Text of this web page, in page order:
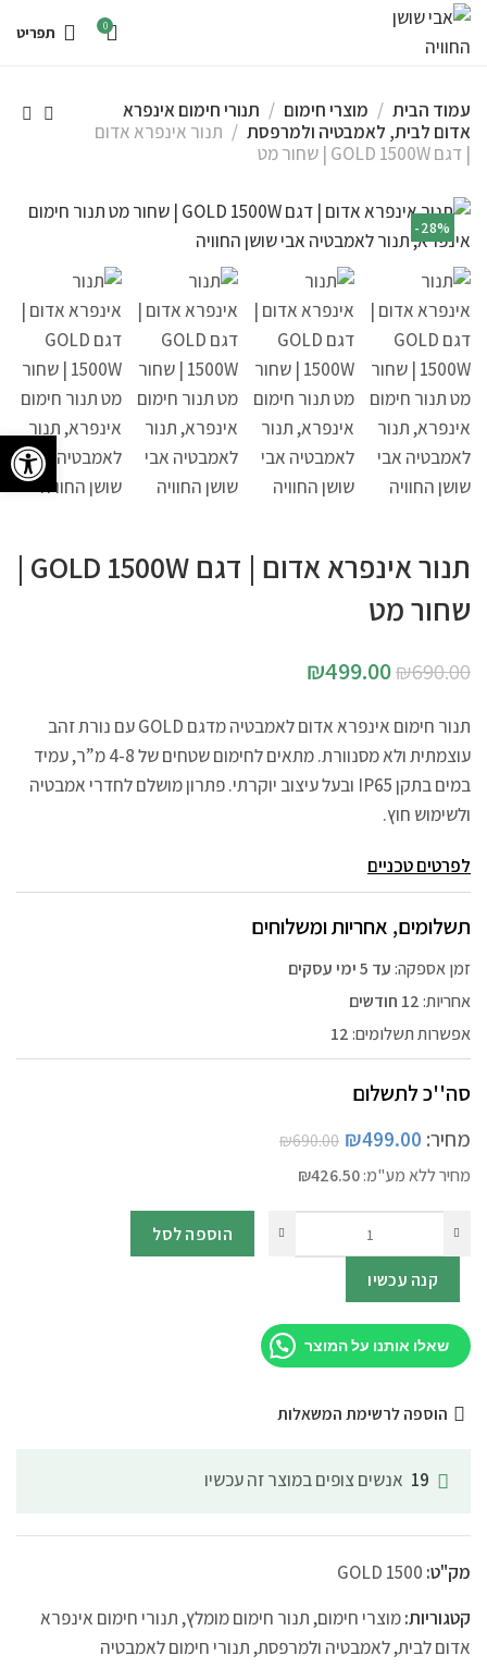
0 תפריט
עמוד הבית מוצרי חימום
תנורי חימום אינפרא
אדום לבית, לאמבטיה ולמרפסת
תנור אינפרא אדום
| דגם GOLD 1500W | שחור מט
-28%
תנור אינפרא אדום | דגם GOLD 1500W |
שחור מט
₪690.00
₪499.00
תנור חימום אינפרא אדום לאמבטיה מדגם GOLD עם נורת זהב
עוצמתית ולא מסנוורת. מתאים לחימום שטחים של 4-8 מ”ר, עמיד
במים בתקן IP65 ובעל עיצוב יוקרתי. פתרון מושלם לחדרי אמבטיה
ולשימוש חוץ.
לפרטים טכניים
תשלומים, אחריות ומשלוחים
זמן אספקה:עד 5 ימי עסקים
אחריות:12 חודשים
אפשרות תשלומים:12
סה''כ לתשלום
מחיר:
₪690.00 ₪499.00
מחיר ללא מע"מ: ₪426.50
הוספה לסל
קנה עכשיו
שאלו אותנו על המוצר
הוספה לרשימת המשאלות
19 אנשים צופים במוצר זה עכשיו
מק"ט: GOLD 1500
קטגוריות:מוצרי חימום, תנור חימום מומלץ, תנורי חימום אינפרא
אדום לבית, לאמבטיה ולמרפסת, תנורי חימום לאמבטיה
פתח